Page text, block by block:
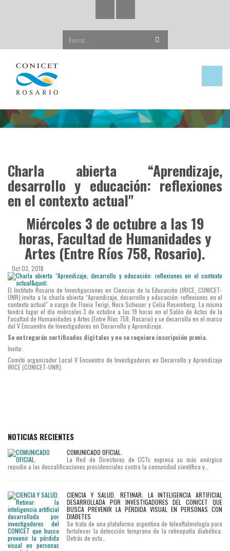
Charla abierta “Aprendizaje,
desarrollo y educación: reflexiones
en el contexto actual"
Miércoles 3 de octubre a las 19
horas, Facultad de Humanidades y
Artes (Entre Ríos 758, Rosario).
Oct 03, 2018
El Instituto Rosario de Investigaciones en Ciencias de la Educación (IRICE, CONICET-
UNR) invita a la charla abierta “Aprendizaje, desarrollo y educación: reflexiones en el
contexto actual" a cargo de Flavia Terigi, Nora Scheuer y Celia Rosemberg. La misma
tendrá lugar el día miércoles 3 de octubre a las 19 horas en el Salón de Actos de la
Facultad de Humanidades y Artes (Entre Ríos 758, Rosario) y se desarrolla en el marco
del V Encuentro de Investigadores en Desarrollo y Aprendizaje.
Se entregarán certificados digitales y no se requiere inscripción previa.
Invita:
Comité organizador Local V Encuentro de Investigadores en Desarrollo y Aprendizaje
IRICE (CONICET-UNR).
NOTICIAS RECIENTES
COMUNICADO OFICIAL.
La Red de Directores de CCTs expresa su más enérgico
repudio a las descalificaciones presidenciales contra la comunidad científica y…
CIENCIA Y SALUD. RETINAR: LA INTELIGENCIA ARTIFICIAL
DESARROLLADA POR INVESTIGADORES DEL CONICET QUE
BUSCA PREVENIR LA PÉRDIDA VISUAL EN PERSONAS CON
DIABETES
Se trata de una plataforma argentina de teleoftalmología para
fortalecer la detección temprana de la retinopatía diabética.
Detrás de esta…